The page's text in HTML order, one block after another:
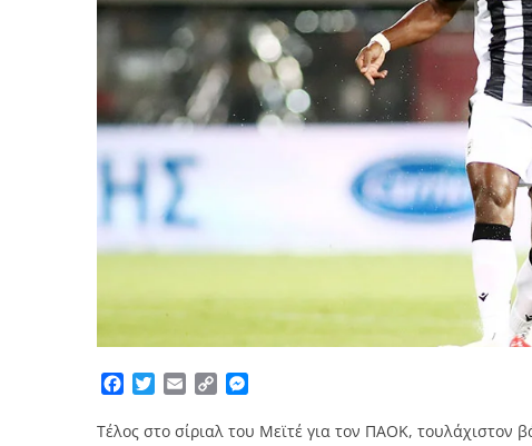
Facebook
TwitterEmailCopy
Τέλος στο σίριαλ του Μεϊτέ για τον ΠΑΟΚ, τουλάχιστον